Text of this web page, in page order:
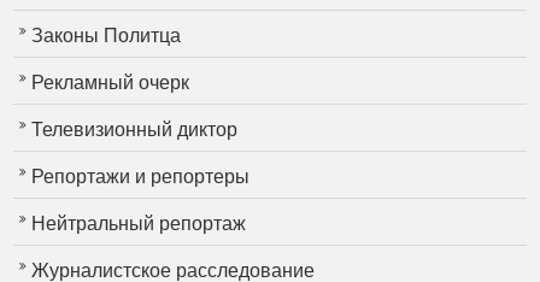
Законы Политца
Рекламный очерк
Телевизионный диктор
Репортажи и репортеры
Нейтральный репортаж
Журналистское расследование